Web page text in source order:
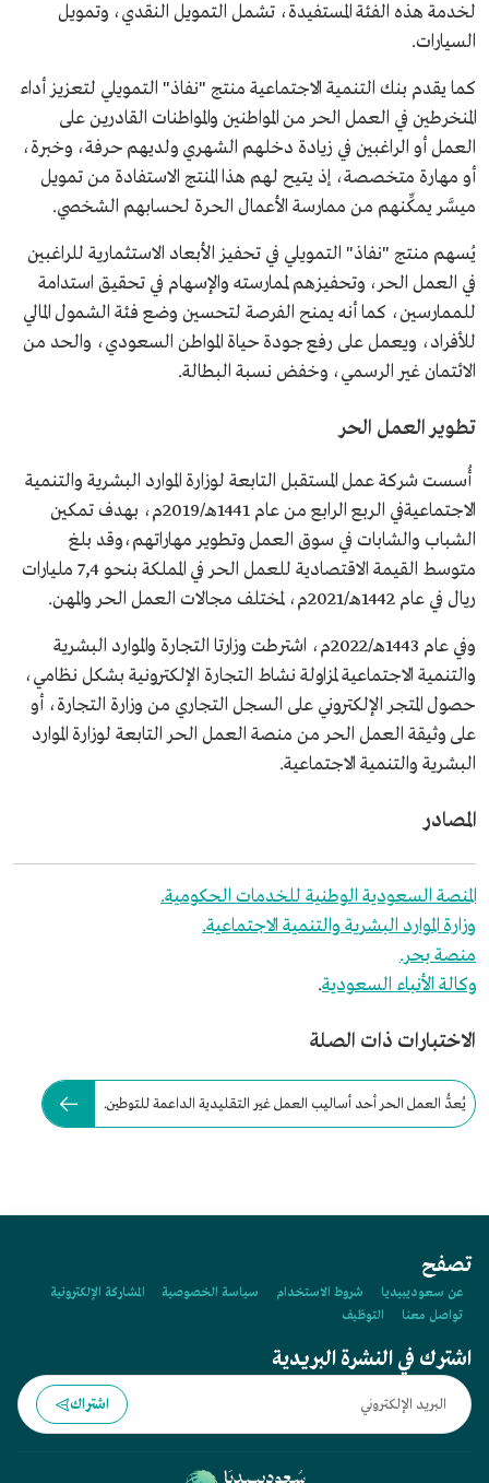
لخدمة هذه الفئة المستفيدة، تشمل التمويل النقدي، وتمويل
السيارات.
كما يقدم بنك التنمية الاجتماعية منتج "نفاذ" التمويلي لتعزيز أداء
المنخرطين في العمل الحر من المواطنين والمواطنات القادرين على
العمل أو الراغبين في زيادة دخلهم الشهري ولديهم حرفة، وخبرة،
أو مهارة متخصصة، إذ يتيح لهم هذا المنتج الاستفادة ﻣﻦ تمويل
ميسَّر يمكِّنهم من ممارسة الأعمال الحرة لحسابهم الشخصي.
يُسهم منتج "نفاذ" التمويلي في تحفيز الأبعاد الاستثمارية للراغبين
في العمل الحر، وتحفيزهم لممارسته والإسهام في تحقيق استدامة
للممارسين، كما أنه يمنح الفرصة لتحسين وضع فئة الشمول المالي
للأفراد، ويعمل على رفع جودة حياة المواطن السعودي، والحد من
الائتمان غير الرسمي، وخفض نسبة البطالة.
تطوير العمل الحر
أُسست شركة عمل المستقبل التابعة لوزارة الموارد البشرية والتنمية
الاجتماعيةفي الربع الرابع من عام 1441هـ/2019م، بهدف تمكين
الشباب والشابات في سوق العمل وتطوير مهاراتهم،وقد بلغ
متوسط القيمة الاقتصادية للعمل الحر في المملكة بنحو 7,4 مليارات
ريال في عام 1442هـ/2021م، لمختلف مجالات العمل الحر والمهن.
وفي عام 1443هـ/2022م، اشترطت وزارتا التجارة والموارد البشرية
والتنمية الاجتماعية لمزاولة نشاط التجارة الإلكترونية بشكل نظامي،
حصول المتجر الإلكتروني على السجل التجاري من وزارة التجارة، أو
على وثيقة العمل الحر من منصة العمل الحر التابعة لوزارة الموارد
البشرية والتنمية الاجتماعية.
المصادر
المنصة السعودية الوطنية للخدمات الحكومية.
وزارة الموارد البشرية والتنمية الاجتماعية.
منصة بحر.
وكالة الأنباء السعودية.
الاختبارات ذات الصلة
يُعدُّ العمل الحر أحد أساليب العمل غير التقليدية الداعمة للتوطين.
تصفح
عن سعوديبيديا شروط الاستخدام سياسة الخصوصية
المشاركة الإلكترونية
تواصل معنا
التوظيف
اشترك في النشرة البريدية
اشتراك